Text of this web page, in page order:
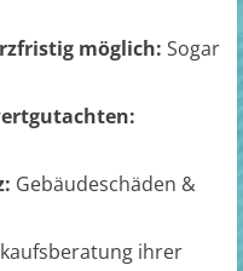
möglich: Sogar
Gebäudeschäden &
ihrer